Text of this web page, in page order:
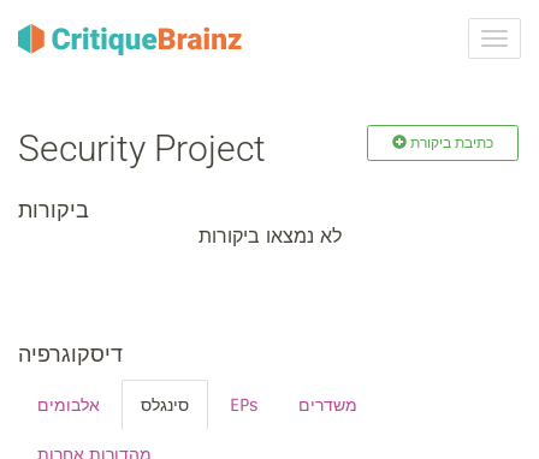
ברר
ניווט
Security Project כתיבת ביקורת
ביקורות
לא נמצאו ביקורות
דיסקוגרפיה
אלבומים סינגלס EPs משדרים
מהדורות אחרות